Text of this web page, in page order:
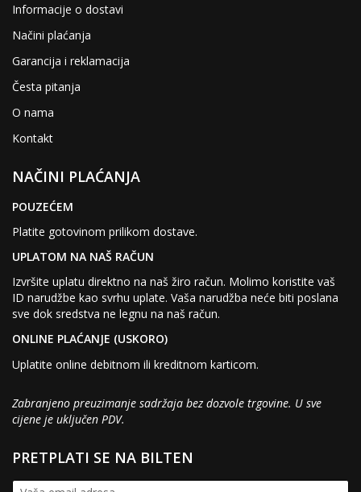
Informacije o dostavi
Načini plaćanja
Garancija i reklamacija
Česta pitanja
O nama
Kontakt
NAČINI PLAĆANJA
POUZEĆEM
Platite gotovinom prilikom dostave.
UPLATOM NA NAŠ RAČUN
Izvršite uplatu direktno na naš žiro račun. Molimo koristite vaš
ID narudžbe kao svrhu uplate. Vaša narudžba neće biti poslana
sve dok sredstva ne legnu na naš račun.
ONLINE PLAĆANJE (USKORO)
Uplatite online debitnom ili kreditnom karticom.
Zabranjeno preuzimanje sadržaja bez dozvole trgovine. U sve
cijene je uključen PDV.
PRETPLATI SE NA BILTEN